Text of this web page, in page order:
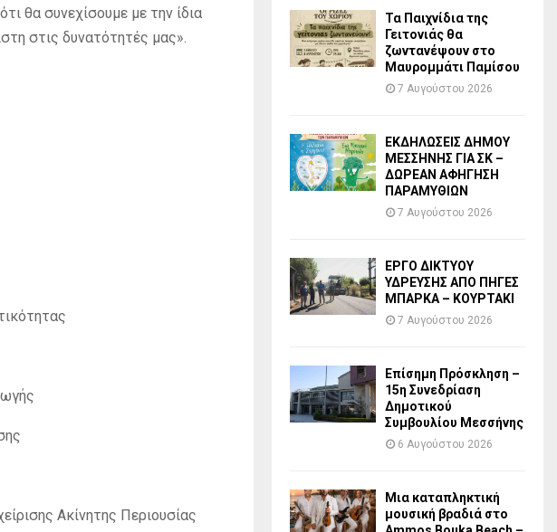
θα συνεχίσουμε με την ίδια
στις δυνατότητές μας».
Ακίνητης Περιουσίας
Τα Παιχνίδια της
Γειτονιάς θα
ζωντανέψουν στο
Μαυρομμάτι Παμίσου
7 Αυγούστου 2026
ΕΚΔΗΛΩΣΕΙΣ ΔΗΜΟΥ
ΜΕΣΣΗΝΗΣ ΓΙΑ ΣΚ –
ΔΩΡΕΑΝ ΑΦΗΓΗΣΗ
ΠΑΡΑΜΥΘΙΩΝ
7 Αυγούστου 2026
ΕΡΓΟ ΔΙΚΤΥΟΥ
ΥΔΡΕΥΣΗΣ ΑΠΟ ΠΗΓΕΣ
ΜΠΑΡΚΑ – ΚΟΥΡΤΑΚΙ
7 Αυγούστου 2026
Επίσημη Πρόσκληση –
15η Συνεδρίαση
Δημοτικού
Συμβουλίου Μεσσήνης
6 Αυγούστου 2026
Μια καταπληκτική
μουσική βραδιά στο